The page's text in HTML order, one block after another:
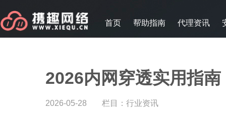
首页 帮助指南 代理资讯
2026内网穿透实用指
2026-05-28 栏目： 行业资讯